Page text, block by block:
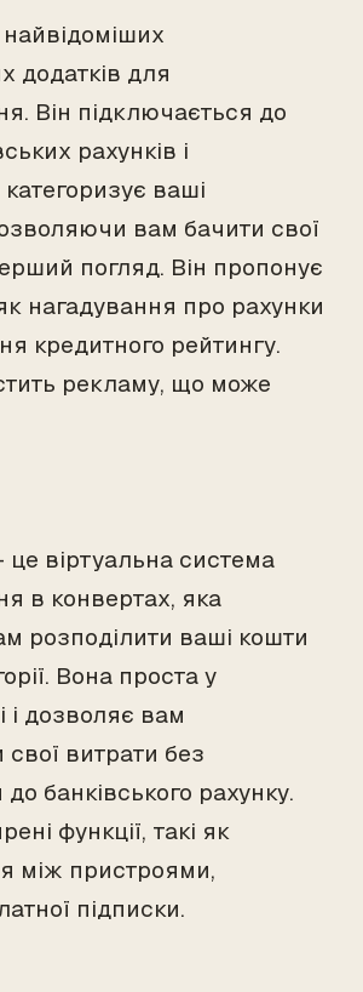
додатків для
Він підключається до
рахунків і
ваші
вам бачити свої
погляд. Він пропонує
як нагадування про рахунки
кредитного рейтингу.
рекламу, що може
віртуальна система
в конвертах, яка
розподілити ваші кошти
Вона проста у
і дозволяє вам
свої витрати без
банківського рахунку.
функції, такі як
між пристроями,
підписки.